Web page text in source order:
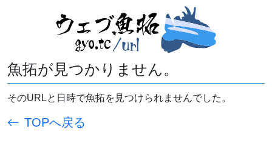
魚拓が見つかりません。
そのURLと日時で魚拓を見つけられませんでした。
TOPへ戻る